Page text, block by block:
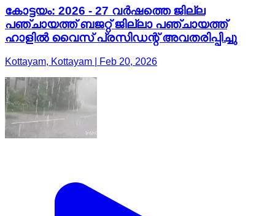
കോട്ടയം: 2026 - 27 വർഷത്തെ ജില്ല
പഞ്ചായത്ത് ബജറ്റ് ജില്ലാ പഞ്ചായത്ത്
ഹാളിൽ വൈസ് പ്രസിഡന്റ് അവതരിപ്പിച്ചു
Kottayam, Kottayam | Feb 20, 2026